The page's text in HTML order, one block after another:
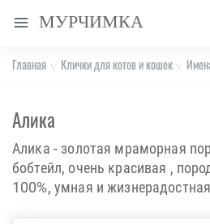
МУРЧИМКА
Главная Клички для котов и кошек
Алика
Алика - золотая мраморная
бобтейл, очень красивая ,
100%, умная и